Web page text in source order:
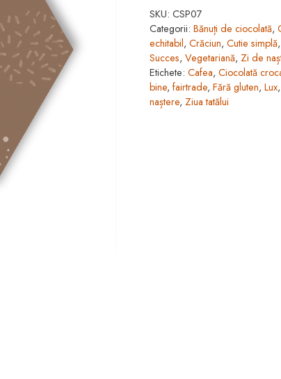
SKU:CSP07
Categorii:Bănuți de ciocolată,
echitabil,Crăciun,Cutie simplă
Succes,Vegetariană, Zi de
Etichete:Cafea,Ciocolată
bine,fairtrade,Fără gluten,Lux
naștere, Ziua tatălui